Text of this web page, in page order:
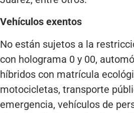
Vehículos exentos
No están sujetos a la
con holograma 0 y 00,
híbridos con matrícula
motocicletas, transporte
emergencia, vehículos de